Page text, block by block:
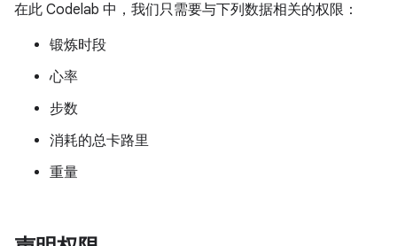
在此 Codelab 中，我们只需要与下列数据相关的权限：
锻炼时段
心率
步数
消耗的总卡路里
重量